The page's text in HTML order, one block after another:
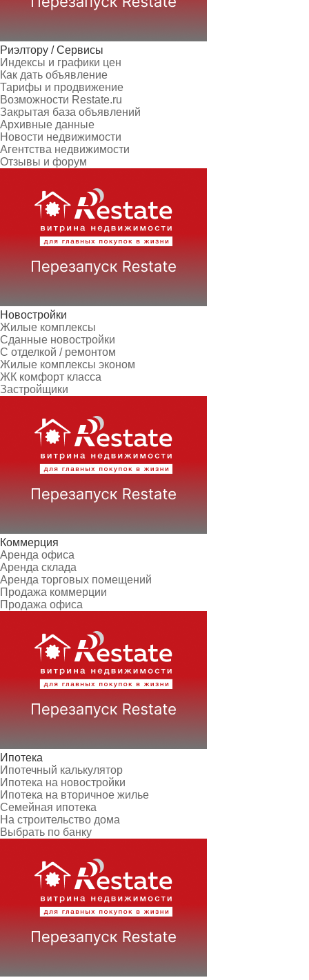
Риэлтору / Сервисы
Индексы и графики цен
Как дать объявление
Тарифы и продвижение
Возможности Restate.ru
Закрытая база объявлений
Архивные данные
Новости недвижимости
Агентства недвижимости
Отзывы и форум
Новостройки
Жилые комплексы
Сданные новостройки
С отделкой / ремонтом
Жилые комплексы эконом
ЖК комфорт класса
Застройщики
Коммерция
Аренда офиса
Аренда склада
Аренда торговых помещений
Продажа коммерции
Продажа офиса
Ипотека
Ипотечный калькулятор
Ипотека на новостройки
Ипотека на вторичное жилье
Семейная ипотека
На строительство дома
Выбрать по банку